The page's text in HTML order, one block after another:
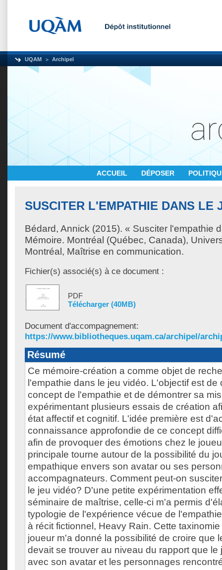
UQAM Archipel
ACCUEIL DÉPOSER
SUSCITER L'EMPATHIE DANS LE
Bédard, Annick (2015). « Susciter l'empathie
Mémoire. Montréal (Québec, Canada),
Montréal, Maîtrise en communication.
Fichier(s) associé(s) à ce document :
PDF
Télécharger (40MB)
Document d'accompagnement:
https://www.bibliotheques.uqam.ca/archipel/
Résumé
Ce mémoire-création a comme objet de
l'empathie dans le jeu vidéo. L'objectif est de
concept de l'empathie et de démontrer sa
expérimentant plusieurs essais de création
état affectif et cognitif. L'idée première est
connaissance approfondie de ce concept
afin de provoquer des émotions chez le
principale tourne autour de la possibilité du
empathique envers son avatar ou ses
accompagnateurs. Comment peut-on
le jeu vidéo? D'une petite expérimentation
séminaire de maîtrise, celle-ci m'a permis
typologie de l'expérience vécue de
à récit fictionnel, Heavy Rain. Cette
joueur m'a donné la possibilité de croire que
devait se trouver au niveau du rapport que le
avec son avatar et les personnages